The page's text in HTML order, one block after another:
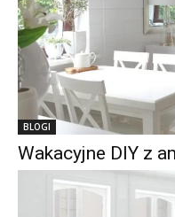
BLOGI
Wakacyjne DIY z